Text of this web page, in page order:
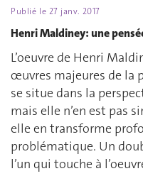
Publié le 27 janv. 2017
Henri Maldiney: une
L’oeuvre de Henri
œuvres majeures de la
se situe dans la
mais elle n’en est pas
elle en transforme
problématique. Un
l’un qui touche à